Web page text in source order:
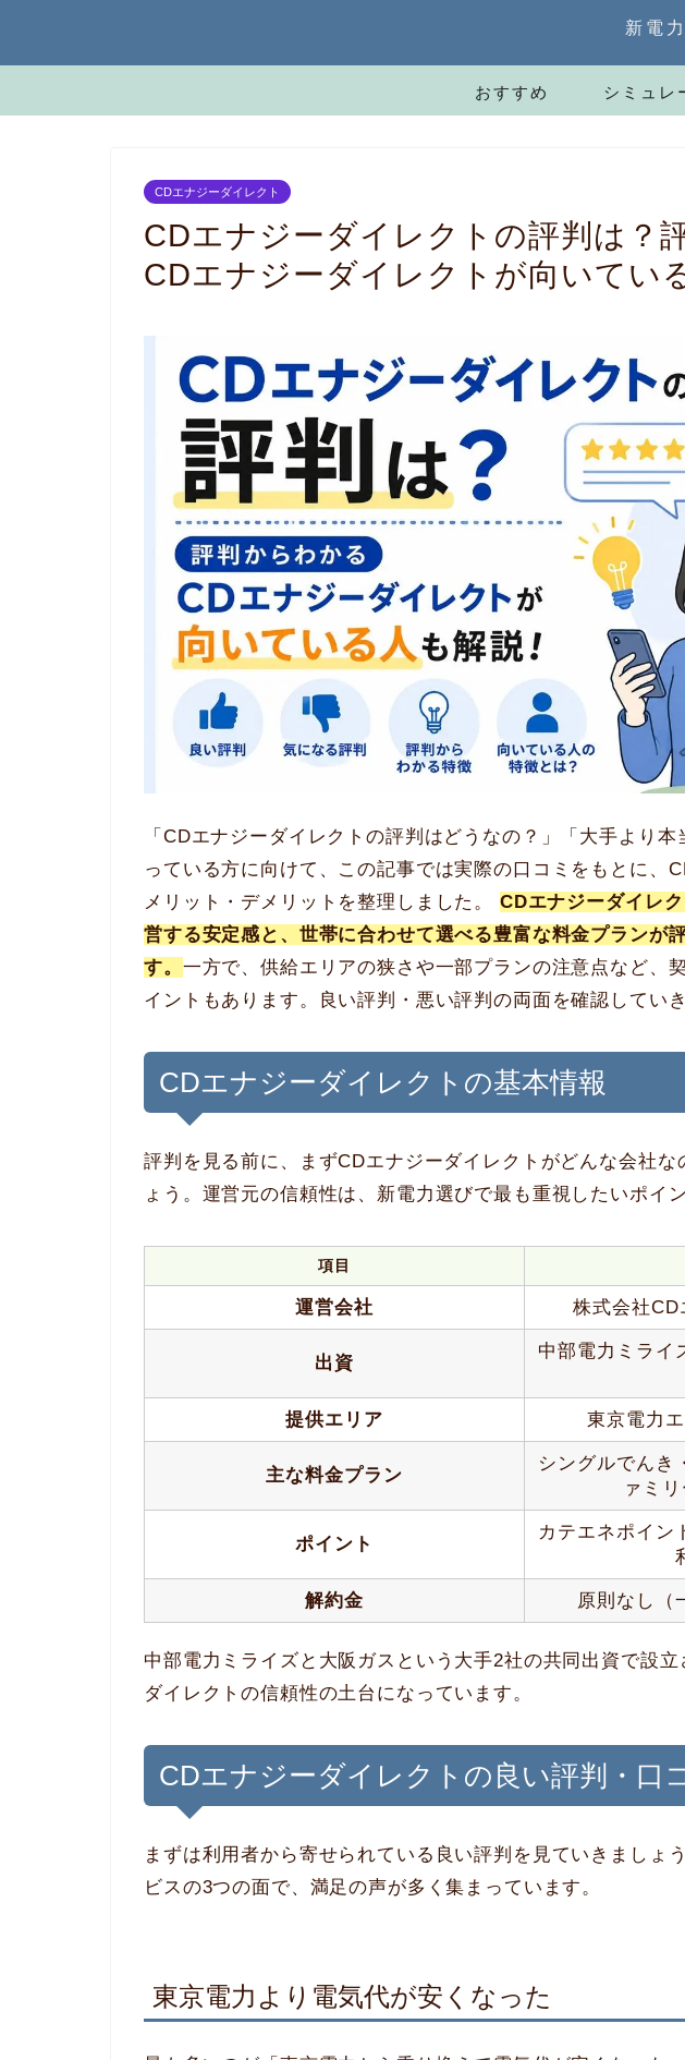
新電
おすすめ シミュレ
CDエナジーダイレクト
CDエナジーダイレクトの評判は？
CDエナジーダイレクトが向いてい
「CDエナジーダイレクトの評判はどうなの？」「大手より
っている方に向けて、この記事では実際の口コミをもとに、
メリット・デメリットを整理しました。 CDエナジーダイレ
営する安定感と、世帯に合わせて選べる豊富な料金プランが
す。 一方で、供給エリアの狭さや一部プランの注意点など、
イントもあります。良い評判・悪い評判の両面を確認していき
CDエナジーダイレクトの基本情報
評判を見る前に、まずCDエナジーダイレクトがどんな会社な
ょう。運営元の信頼性は、新電力選びで最も重視したいポイ
項目
運営会社 株式会社CD
出資
中部電力ミライ
提供エリア 東京電力
主な料金プラン
シングルでんき
ァミ
ポイント
カテエネポイン
解約金 原則なし（
中部電力ミライズと大阪ガスという大手2社の共同出資で設
ダイレクトの信頼性の土台になっています。
CDエナジーダイレクトの良い評判・口
まずは利用者から寄せられている良い評判を見ていきましょ
ビスの3つの面で、満足の声が多く集まっています。
東京電力より電気代が安くなった